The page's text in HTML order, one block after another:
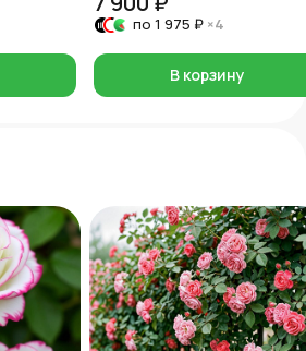
по 1 975 ₽ ×4
В корзину